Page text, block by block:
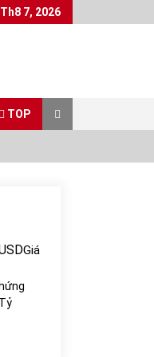
7, 2026
TOP
nhiều
Hoá
Giá
Tỷ